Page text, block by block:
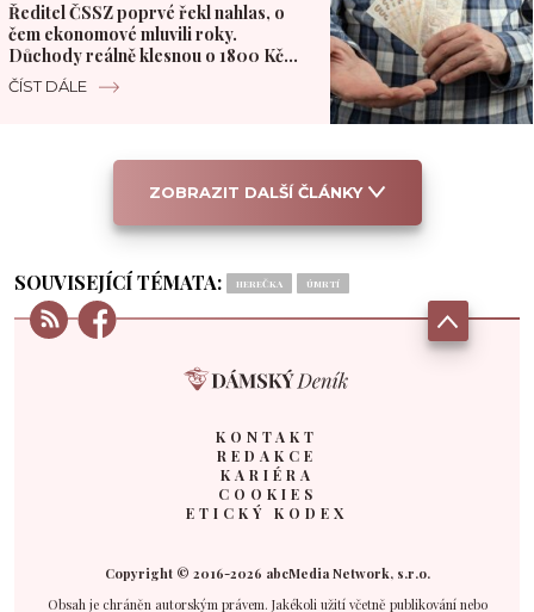
Ředitel ČSSZ poprvé řekl nahlas, o
čem ekonomové mluvili roky.
Důchody reálně klesnou o 1800 Kč
měsíčně
ČÍST DÁLE
ZOBRAZIT DALŠÍ ČLÁNKY
SOUVISEJÍCÍ TÉMATA: HEREČKA ÚMRTÍ
KONTAKT
REDAKCE
KARIÉRA
COOKIES
ETICKÝ KODEX
Copyright © 2016-2026 abcMedia Network, s.r.o.
Obsah je chráněn autorským právem. Jakékoli užití včetně publikování nebo